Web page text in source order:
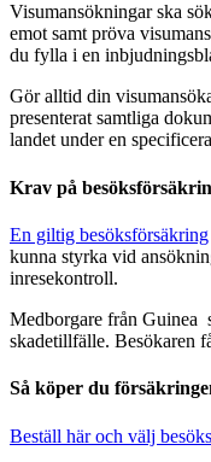
Visumansökningar ska
emot samt pröva
du fylla i en
Gör alltid din
presenterat samtliga
landet under en
Krav på
En giltig besöksförsäkring
kunna styrka vid
inresekontroll.
Medborgare från Guinea
skadetillfälle. Besökaren
Så köper du
Beställ här och välj